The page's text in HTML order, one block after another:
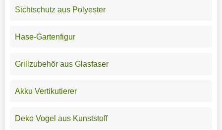
Sichtschutz aus Polyester
Hase-Gartenfigur
Grillzubehör aus Glasfaser
Akku Vertikutierer
Deko Vogel aus Kunststoff